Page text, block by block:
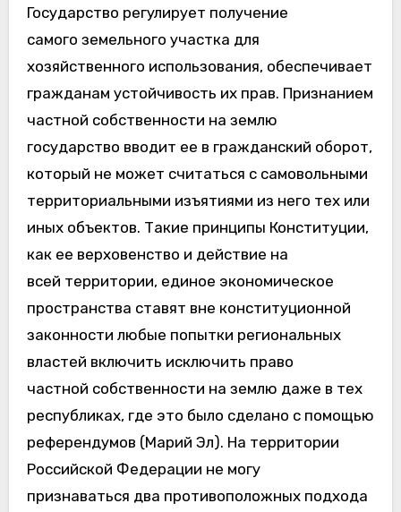
Государство регулирует получение
самого земельного участка для
хозяйственного использования, обеспечивает
гражданам устойчивость их прав. Признанием
частной собственности на землю
государство вводит ее в гражданский оборот,
который не может считаться с самовольными
территориальными изъятиями из него тех или
иных объектов. Такие принципы Конституции,
как ее верховенство и действие на
всей территории, единое экономическое
пространства ставят вне конституционной
законности любые попытки региональных
властей включить исключить право
частной собственности на землю даже в тех
республиках, где это было сделано с помощью
референдумов (Марий Эл). На территории
Российской Федерации не могу
признаваться два противоположных подхода